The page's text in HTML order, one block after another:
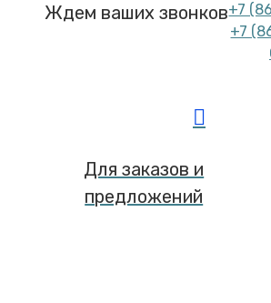
Ждем ваших звонков+7
+7
Для заказов и
предложений